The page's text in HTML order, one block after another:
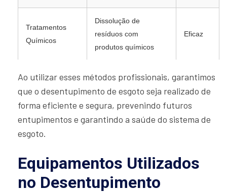
Tratamentos
Químicos
Dissolução de
resíduos com
produtos químicos
Eficaz
Ao utilizar esses métodos profissionais, garantimos
que o desentupimento de esgoto seja realizado de
forma eficiente e segura, prevenindo futuros
entupimentos e garantindo a saúde do sistema de
esgoto.
Equipamentos Utilizados
no Desentupimento